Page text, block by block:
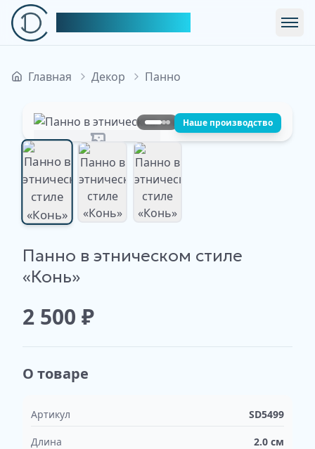
Главная Декор Панно
Наше производство
Изображение недоступно
Изображение
недоступно
ИзображениеИзображение
Панно в этническом стиле
«Конь»
2 500 ₽
О товаре
Артикул SD5499
Длина 2.0 см